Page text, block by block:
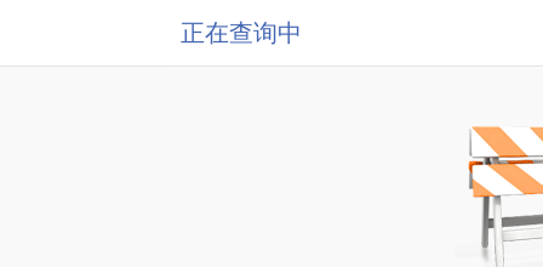
正在查询中